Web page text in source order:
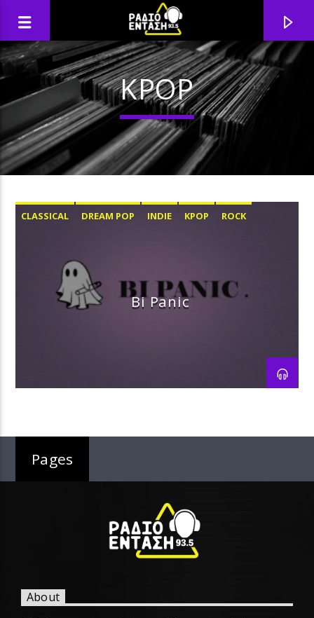
KPOP
CLASSICAL DREAM POP INDIE KPOP ROCK
Bi Panic
Pages
About